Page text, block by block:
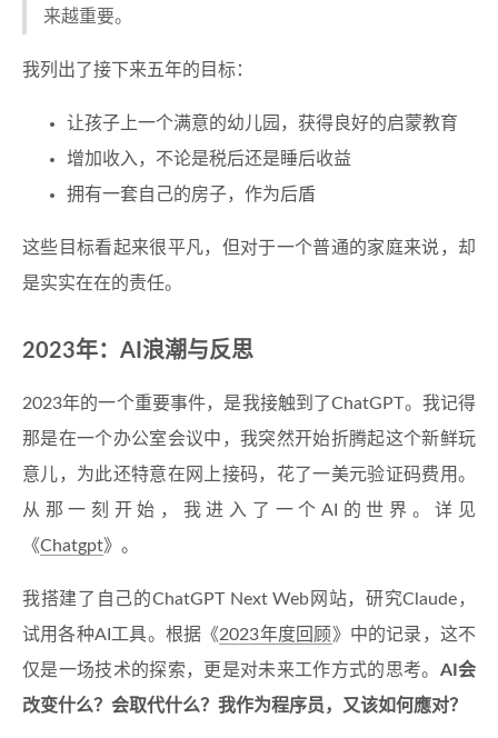
来越重要。
我列出了接下来五年的目标：
让孩子上一个满意的幼儿园，获得良好的启蒙教育
增加收入，不论是税后还是睡后收益
拥有一套自己的房子，作为后盾
这些目标看起来很平凡，但对于一个普通的家庭来说，却
是实实在在的责任。
2023年：AI浪潮与反思
2023年的一个重要事件，是我接触到了ChatGPT。我记得
那是在一个办公室会议中，我突然开始折腾起这个新鲜玩
意儿，为此还特意在网上接码，花了一美元验证码费用。
从那一刻开始，我进入了一个AI的世界。详见
《Chatgpt》。
我搭建了自己的ChatGPT Next Web网站，研究Claude，
试用各种AI工具。根据《2023年度回顾》中的记录，这不
仅是一场技术的探索，更是对未来工作方式的思考。 AI会
改变什么？会取代什么？我作为程序员，又该如何應对？